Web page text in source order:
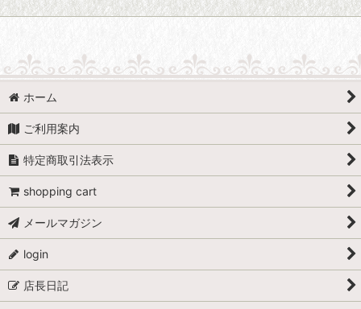
ホーム
ご利用案内
特定商取引法表示
shopping cart
メールマガジン
login
店長日記